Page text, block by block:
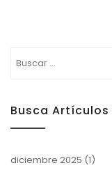
Buscar:
Busca Artículos
diciembre 2025 (1)